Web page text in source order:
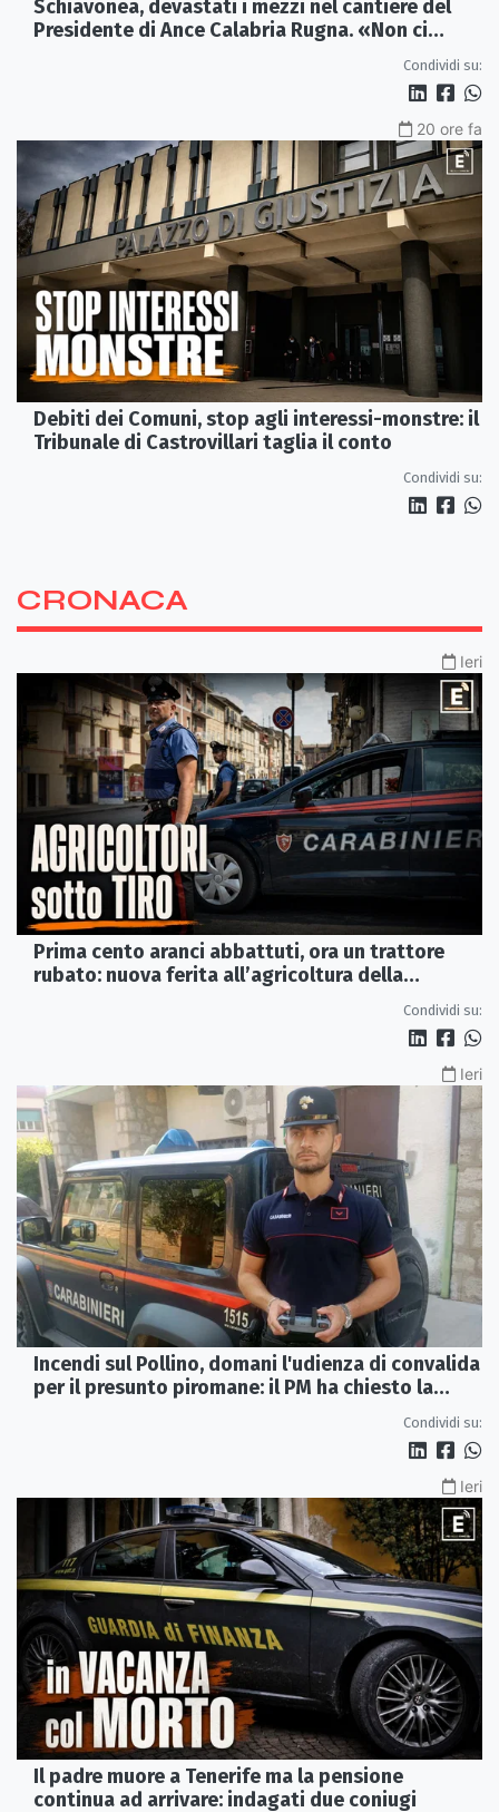
Schiavonea, devastati i mezzi nel cantiere del
Presidente di Ance Calabria Rugna. «Non ci
Condividi su:
20 ore fa
Debiti dei Comuni, stop agli interessi-monstre: il
Tribunale di Castrovillari taglia il conto
Condividi su:
CRONACA
Ieri
Prima cento aranci abbattuti, ora un trattore
rubato: nuova ferita all’agricoltura della
Condividi su:
Ieri
Incendi sul Pollino, domani l'udienza di convalida
per il presunto piromane: il PM ha chiesto la
Condividi su:
Ieri
Il padre muore a Tenerife ma la pensione
continua ad arrivare: indagati due coniugi